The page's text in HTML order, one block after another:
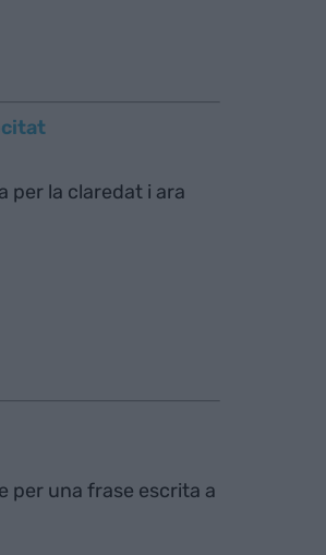
per la claredat i ara
per una frase escrita a